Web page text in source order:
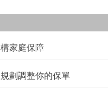
家庭保障
劃調整你的保單